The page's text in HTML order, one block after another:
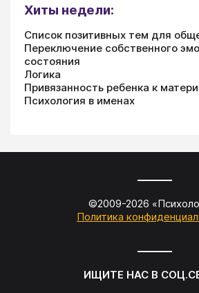
Хиты недели:
Список позитивных тем для
Переключение собственного
состояния
Логика
Привязанность ребенка к матери
Психология в именах
©2009-2026 «
Политика
ИЩИТЕ НАС В